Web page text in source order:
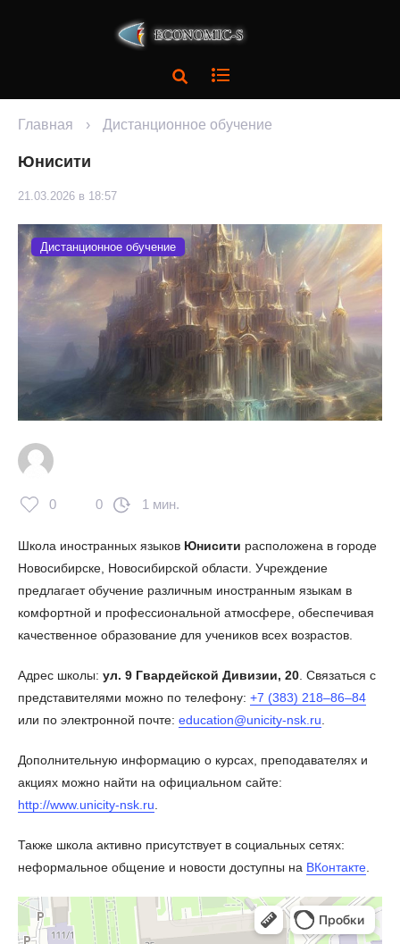
Главная › Дистанционное обучение
Юнисити
21.03.2026 в 18:57
Дистанционное обучение
0 0 1 мин.
Школа иностранных языков Юнисити расположена в городе
Новосибирске, Новосибирской области. Учреждение
предлагает обучение различным иностранным языкам в
комфортной и профессиональной атмосфере, обеспечивая
качественное образование для учеников всех возрастов.
Адрес школы: ул. 9 Гвардейской Дивизии, 20 . Связаться с
представителями можно по телефону: +7 (383) 218–86–84
или по электронной почте: education@unicity-nsk.ru
Дополнительную информацию о курсах, преподавателях и
акциях можно найти на официальном сайте:
http://www.unicity-nsk.ru
Также школа активно присутствует в социальных сетях:
неформальное общение и новости доступны на ВКонтакте